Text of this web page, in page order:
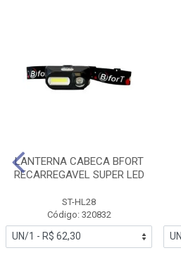
LANTERNA CABECA BFORT
RECARREGAVEL SUPER LED
ST-HL28
Código: 320832